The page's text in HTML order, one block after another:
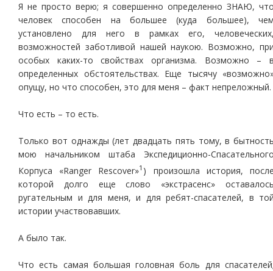
Я не просто верю; я совершенно определенно ЗНАЮ,
человек способен на большее (куда большее),
установлено для него в рамках его,
возможностей заботливой нашей наукою. Возможно,
особых каких-то свойствах организма. Возможно –
определенных обстоятельствах. Еще тысячу
опущу, но что способен, это для меня – факт непреложный.
Что есть – то есть.
Только вот однажды (лет двадцать пять тому, в
мою начальником штаба Экспедиционно-
Корпуса «Ranger Rescover»1 ) произошла история,
которой долго еще слово «экстрасенс»
ругательным и для меня, и для ребят-спасателей, в
истории участвовавших.
А было так.
Что есть самая большая головная боль для